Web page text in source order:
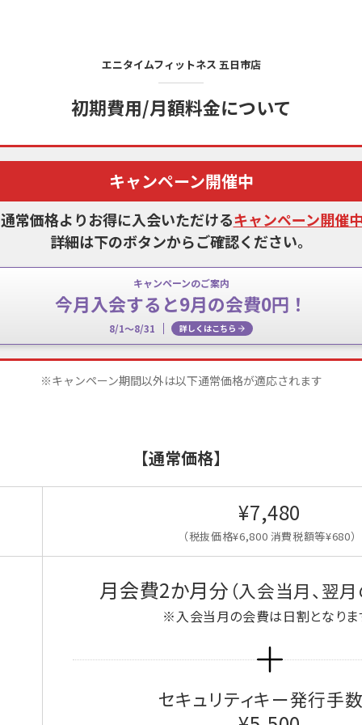
エニタイムフィットネス 五日市店
初期費用/月額料金について
キャンペーン開催中
常価格よりお得に入会いただけるキャンペーン開催中
詳細は下のボタンからご確認ください。
キャンペーンのご案内
今月入会すると9月の会費0円！
8/1～8/31 詳しくはこちら
※キャンペーン期間以外は以下通常価格が適応されます
【通常価格】
¥7,480
（税抜価格¥6,800 消費税額等¥680）
月会費2か月分 （入会当月、翌
※入会当月の会費は日割となりま
セキュリティキー発行手